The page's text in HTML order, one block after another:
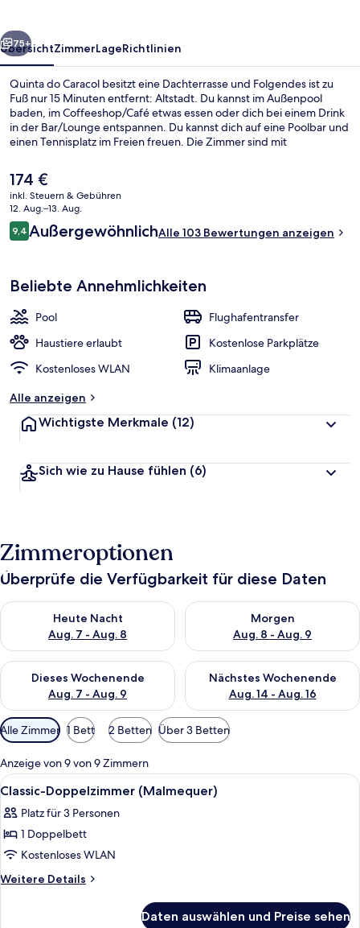
Weiter
75+
ÜbersichtZimmerLageRichtlinien
Quinta do Caracol besitzt eine Dachterrasse und Folgendes ist zu
Fuß nur 15 Minuten entfernt: Altstadt. Du kannst im Außenpool
baden, im Coffeeshop/Café etwas essen oder dich bei einem Drink
in der Bar/Lounge entspannen. Du kannst dich auf eine Poolbar und
einen Tennisplatz im Freien freuen. Die Zimmer sind mit
Der
aktuelle
Preis
beträgt
174 €.
174 €
inkl. Steuern & Gebühren
12. Aug.–13. Aug.
Bewertungen
9,49,4 von 10.
AußergewöhnlichAlle 103 Bewertungen anzeigen
Beliebte Annehmlichkeiten
Pool
Flughafentransfer
Haustiere erlaubt
Kostenlose Parkplätze
Kostenloses WLAN
Klimaanlage
Alle anzeigen
Wichtigste Merkmale (12)
Sich wie zu Hause fühlen (6)
Zimmeroptionen
Überprüfe die Verfügbarkeit für diese Daten
Heute Nacht
Aug. 7 - Aug. 8
Überprüfe die Verfügbarkeit für heute Nacht, Aug. 7 - Aug. 8.
Morgen
Aug. 8 - Aug. 9
Überprüfe die Verfügbarkeit
Dieses Wochenende
Aug. 7 - Aug. 9
Überprüfe die Verfügbarkeit für dieses Wochenende, Aug. 7
Nächstes Wochenende
Aug. 14 - Aug. 16
Überprüfe die Verfügbarkeit
Verfügbare
Filter
für
Zimmer
Alle Zimmer 1 Bett 2 Betten Über 3 Betten
Anzeige von 9 von 9 Zimmern
Alle
Fotos
für
Classic-
Doppelzimmer
(Malmequer)
Zimmersafe,
5
Classic-Doppelzimmer (Malmequer)
Platz für 3 Personen
1 Doppelbett
Kostenloses WLAN
Weitere Details
Weitere
Daten auswählen und Preise sehen